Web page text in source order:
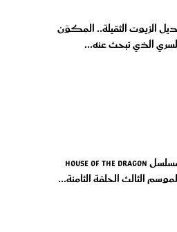
الزيوت الثقيلة.. المكوّن
الذي تبحث عنه...
مسلسل House of the Dragon
الثالث الحلقة الثامنة...